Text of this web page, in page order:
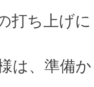
打ち上げ
は、準備